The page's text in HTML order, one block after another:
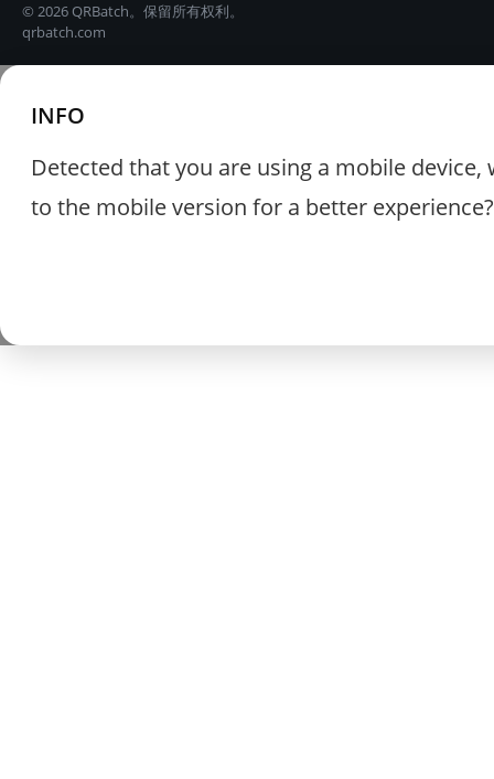
© 2026 QRBatch。保留所有权利。
qrbatch.com
INFO
Detected that you are using a mobile
to the mobile version for a better experience?